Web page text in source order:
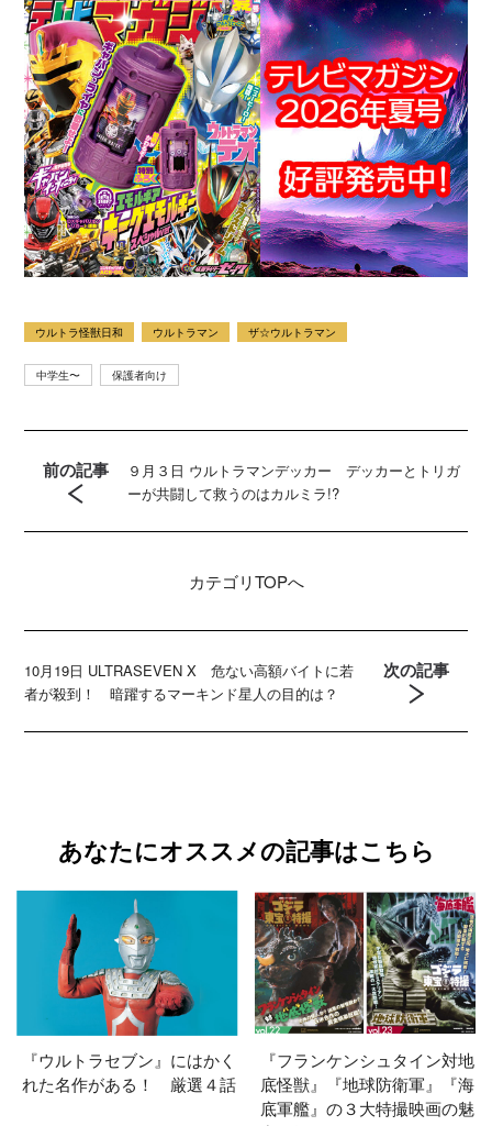
ウルトラ怪獣日和 ウルトラマン ザ☆ウルトラマン
中学生〜 保護者向け
前の記事
９月３日 ウルトラマンデッカー デッカーとトリガ
ーが共闘して救うのはカルミラ!?
カテゴリTOPへ
10月19日 ULTRASEVEN X 危ない高額バイトに若
者が殺到！ 暗躍するマーキンド星人の目的は？
次の記事
あなたにオススメの記事はこちら
『ウルトラセブン』にはかく
れた名作がある！ 厳選４話
『フランケンシュタイン対地
底怪獣』『地球防衛軍』『海
底軍艦』の３大特撮映画の魅